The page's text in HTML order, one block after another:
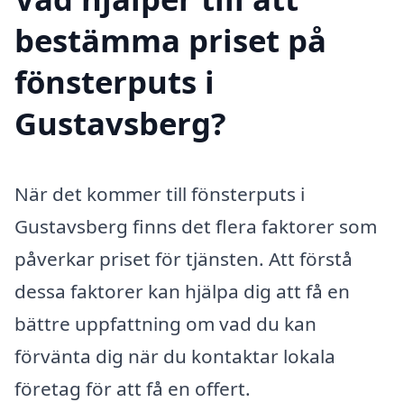
bestämma priset på
fönsterputs i
Gustavsberg?
När det kommer till fönsterputs i
Gustavsberg finns det flera faktorer som
påverkar priset för tjänsten. Att förstå
dessa faktorer kan hjälpa dig att få en
bättre uppfattning om vad du kan
förvänta dig när du kontaktar lokala
företag för att få en offert.